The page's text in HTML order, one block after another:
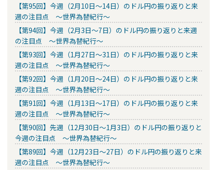
【第95回】今週（2月10日～14日）のドル円の振り返りと来
週の注目点 ～世界為替紀行～
【第94回】今週（2月3日～7日）のドル円の振り返りと来週
の注目点 ～世界為替紀行～
【第93回】今週（1月27日～31日）のドル円の振り返りと来
週の注目点 ～世界為替紀行～
【第92回】今週（1月20日～24日）のドル円の振り返りと来
週の注目点 ～世界為替紀行～
【第91回】今週（1月13日～17日）のドル円の振り返りと来
週の注目点 ～世界為替紀行～
【第90回】先週（12月30日～1月3日）のドル円の振り返りと
今週の注目点 ～世界為替紀行～
【第89回】今週（12月23日～27日）のドル円の振り返りと来
週の注目点 ～世界為替紀行～